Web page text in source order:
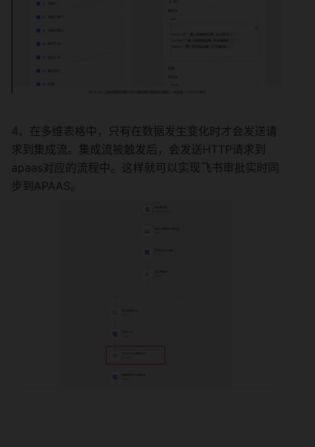
4、在多维表格中，只有在数据发生变化时才会发送请
求到集成流。集成流被触发后，会发送HTTP请求到
apaas对应的流程中。这样就可以实现飞书审批实时同
步到APAAS。